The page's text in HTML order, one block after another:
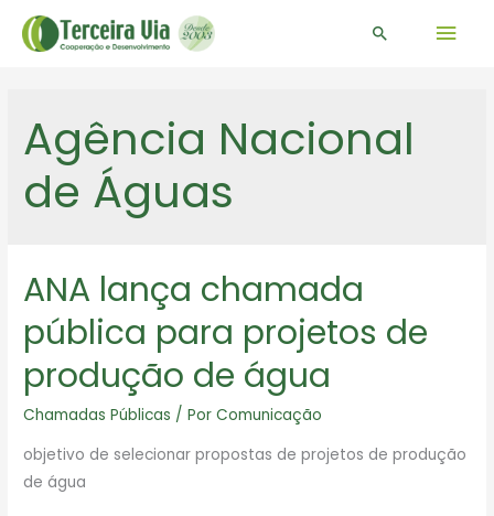
Pesquisar
Agência Nacional
de Águas
ANA lança chamada
pública para projetos de
produção de água
Chamadas Públicas / PorComunicação
objetivo de selecionar propostas de projetos de produção
de água